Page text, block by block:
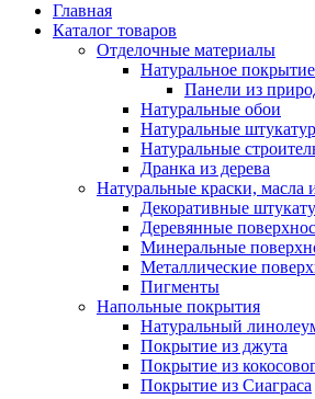
Главная
Каталог товаров
Отделочные материалы
Натуральное
Панели из
Натуральные обои
Натуральные
Натуральные
Дранка из дерева
Натуральные краски, масла
Декоративные
Деревянные
Минеральные
Металлические
Пигменты
Напольные покрытия
Натуральный
Покрытие из джута
Покрытие из
Покрытие из Сиаграса